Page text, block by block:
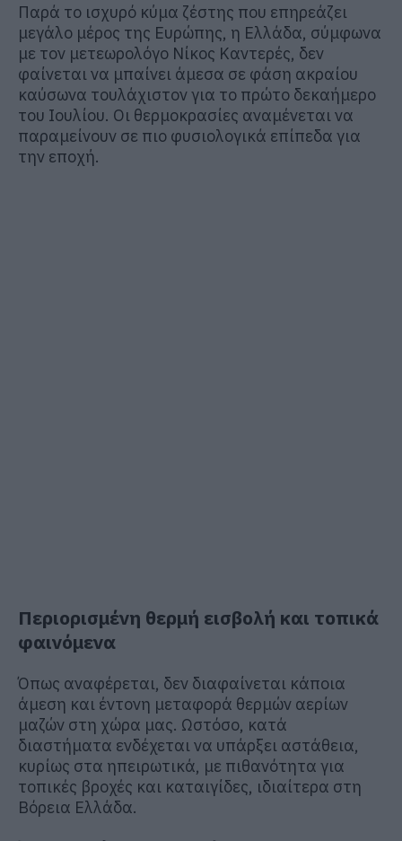
Παρά το ισχυρό κύμα ζέστης που επηρεάζει
μεγάλο μέρος της Ευρώπης, η Ελλάδα, σύμφωνα
με τον μετεωρολόγο Νίκος Καντερές, δεν
φαίνεται να μπαίνει άμεσα σε φάση ακραίου
καύσωνα τουλάχιστον για το πρώτο δεκαήμερο
του Ιουλίου. Οι θερμοκρασίες αναμένεται να
παραμείνουν σε πιο φυσιολογικά επίπεδα για
την εποχή.
Περιορισμένη θερμή εισβολή και τοπικά
φαινόμενα
Όπως αναφέρεται, δεν διαφαίνεται κάποια
άμεση και έντονη μεταφορά θερμών αερίων
μαζών στη χώρα μας. Ωστόσο, κατά
διαστήματα ενδέχεται να υπάρξει αστάθεια,
κυρίως στα ηπειρωτικά, με πιθανότητα για
τοπικές βροχές και καταιγίδες, ιδιαίτερα στη
Βόρεια Ελλάδα.